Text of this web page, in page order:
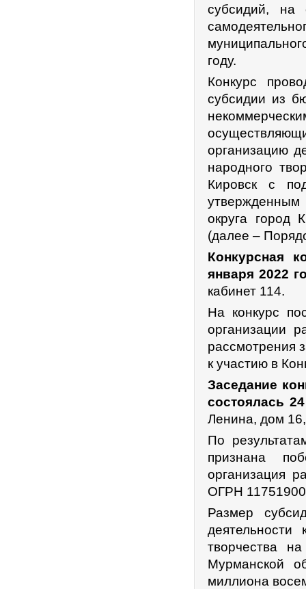
субсидий, на
году.
Конкурс
субсидии из
организацию
народного
Кировск с
округа город
(далее –
Конкурсная
января 2022
кабинет 114.
На конкурс
организации
рассмотрения
к участию в
Заседание
состоялась
Ленина, дом
По
признана
организация
ОГРН
Размер
деятельности
творчества
Мурманской
миллиона